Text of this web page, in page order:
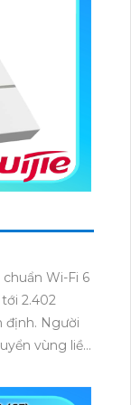
Wi-Fi 6
2.402
định. Người
vùng liền
cả khi di